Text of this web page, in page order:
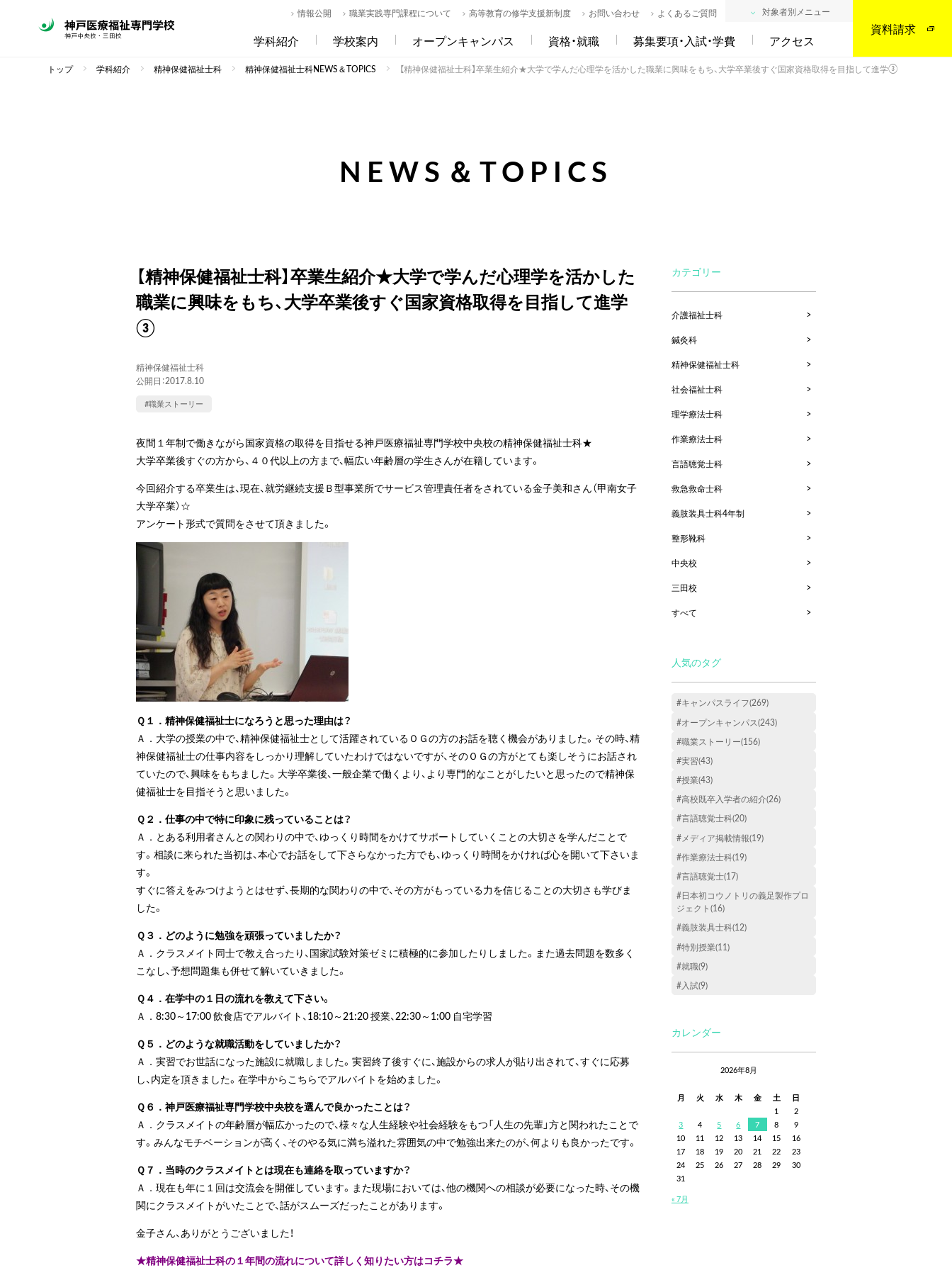
資料請求
学科紹介 学校案内 オープンキャンパス 資格・就職 募集要項・入試・学費 アクセス
情報公開 職業実践専門課程について 高等教育の修学支援新制度 お問い合わせ よくあるご質問 対象者別メニュー
トップ 学科紹介 精神保健福祉士科 精神保健福祉士科NEWS＆TOPICS 【精神保健福祉士科】卒業生紹介★大学で学んだ心理学を活かした職業に興味をもち、大学卒業後すぐ国家資格取得を目指して進学③
NEWS＆TOPICS
【精神保健福祉士科】卒業生紹介★大学で学んだ心理学を活かした
職業に興味をもち、大学卒業後すぐ国家資格取得を目指して進学
③
精神保健福祉士科
公開日：2017.8.10
#職業ストーリー
夜間１年制で働きながら国家資格の取得を目指せる神戸医療福祉専門学校中央校の精神保健福祉士科★
大学卒業後すぐの方から、４０代以上の方まで、幅広い年齢層の学生さんが在籍しています。
今回紹介する卒業生は、現在、就労継続支援Ｂ型事業所でサービス管理責任者をされている金子美和さん（甲南女子
大学卒業）☆
アンケート形式で質問をさせて頂きました。
Ｑ１．精神保健福祉士になろうと思った理由は？
Ａ．大学の授業の中で、精神保健福祉士として活躍されているＯＧの方のお話を聴く機会がありました。その時、精
神保健福祉士の仕事内容をしっかり理解していたわけではないですが、そのＯＧの方がとても楽しそうにお話され
ていたので、興味をもちました。大学卒業後、一般企業で働くより、より専門的なことがしたいと思ったので精神保
健福祉士を目指そうと思いました。
Ｑ２．仕事の中で特に印象に残っていることは？
Ａ．とある利用者さんとの関わりの中で、ゆっくり時間をかけてサポートしていくことの大切さを学んだことで
す。相談に来られた当初は、本心でお話をして下さらなかった方でも、ゆっくり時間をかければ心を開いて下さいま
す。
すぐに答えをみつけようとはせず、長期的な関わりの中で、その方がもっている力を信じることの大切さも学びま
した。
Ｑ３．どのように勉強を頑張っていましたか？
Ａ．クラスメイト同士で教え合ったり、国家試験対策ゼミに積極的に参加したりしました。また過去問題を数多く
こなし、予想問題集も併せて解いていきました。
Ｑ４．在学中の１日の流れを教えて下さい。
Ａ．8:30～17:00 飲食店でアルバイト、18:10～21:20 授業、22:30～1:00 自宅学習
Ｑ５．どのような就職活動をしていましたか？
Ａ．実習でお世話になった施設に就職しました。実習終了後すぐに、施設からの求人が貼り出されて、すぐに応募
し、内定を頂きました。在学中からこちらでアルバイトを始めました。
Ｑ６．神戸医療福祉専門学校中央校を選んで良かったことは？
Ａ．クラスメイトの年齢層が幅広かったので、様々な人生経験や社会経験をもつ「人生の先輩」方と関われたことで
す。みんなモチベーションが高く、そのやる気に満ち溢れた雰囲気の中で勉強出来たのが、何よりも良かったです。
Ｑ７．当時のクラスメイトとは現在も連絡を取っていますか？
Ａ．現在も年に１回は交流会を開催しています。また現場においては、他の機関への相談が必要になった時、その機
関にクラスメイトがいたことで、話がスムーズだったことがあります。
金子さん、ありがとうございました！
★精神保健福祉士科の１年間の流れについて詳しく知りたい方はコチラ★
カテゴリー
介護福祉士科
鍼灸科
精神保健福祉士科
社会福祉士科
理学療法士科
作業療法士科
言語聴覚士科
救急救命士科
義肢装具士科4年制
整形靴科
中央校
三田校
すべて
人気のタグ
#キャンパスライフ(269)
#オープンキャンパス(243)
#職業ストーリー(156)
#実習(43)
#授業(43)
#高校既卒入学者の紹介(26)
#言語聴覚士科(20)
#メディア掲載情報(19)
#作業療法士科(19)
#言語聴覚士(17)
#日本初コウノトリの義足製作プロ
ジェクト(16)
#義肢装具士科(12)
#特別授業(11)
#就職(9)
#入試(9)
カレンダー
2026年8月
月 火 水 木 金 土
日
1
2
3
4 5 6 7 8
9
10
11 12 13 14 15
16
17
18 19 20 21 22
23
24
25 26 27 28 29
30
31
« 7月